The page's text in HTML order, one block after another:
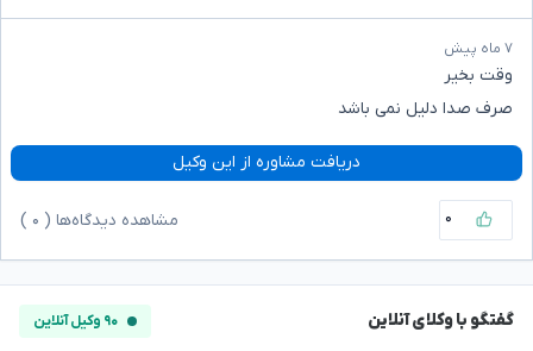
۷ ماه پیش
وقت بخیر
صرف صدا دلیل نمی باشد
دریافت مشاوره از این وکیل
۰ مشاهده دیدگاه‌ها ( ۰
گفتگو با وکلای آنلاین ۹۰ وکیل آنلاین